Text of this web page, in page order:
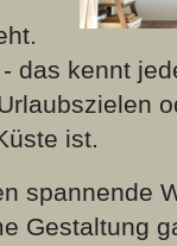
das kennt
ist.
spannende
Gestaltung